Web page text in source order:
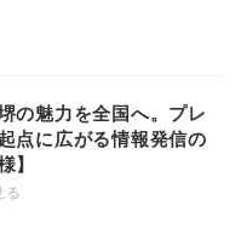
の魅力を全国へ。プレ
点に広がる情報発信の
】
る